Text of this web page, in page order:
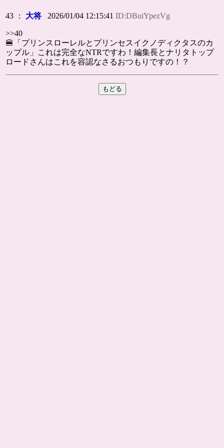
43 ： 大将 2026/01/04 12:15:41ID:DBuiYpezVg
>>40
🍔「プリンスローレルとプリンセスイクノディクタスのカ
ップル」これは完全なNTRですわ！編集長とナリタトップ
ロードさんはこれを容認なさるおつもりですの！？